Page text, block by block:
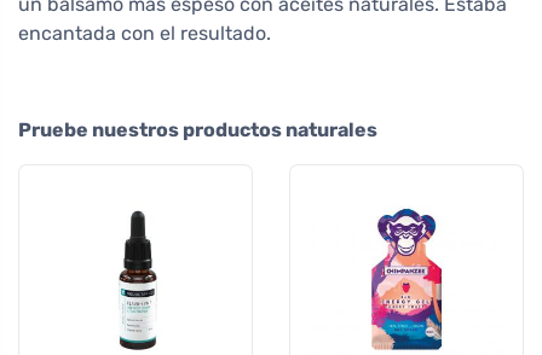
encantada con el resultado.
Pruebe nuestros productos naturales